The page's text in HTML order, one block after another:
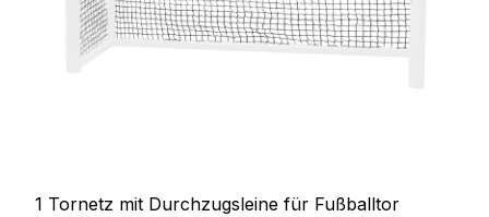
1 Tornetz mit Durchzugsleine für Fußballtor